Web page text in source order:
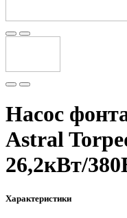
Насос
Astral
26,2кВт/
Характеристики